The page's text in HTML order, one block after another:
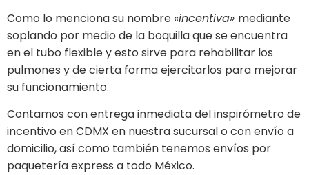
Como lo menciona su nombre «incentiva» mediante
soplando por medio de la boquilla que se encuentra
en el tubo flexible y esto sirve para rehabilitar los
pulmones y de cierta forma ejercitarlos para mejorar
su funcionamiento.
Contamos con entrega inmediata del inspirómetro de
incentivo en CDMX en nuestra sucursal o con envío a
domicilio, así como también tenemos envíos por
paquetería express a todo México.